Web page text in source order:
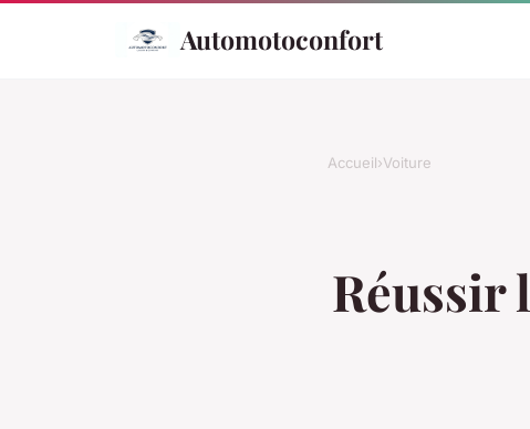
Automotoconfort
Accueil›Voiture
Réussir